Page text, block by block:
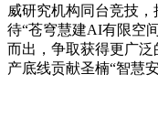
威研究机构同台竞技
待“苍穹慧建AI有限空
而出，争取获得更广
产底线贡献圣楠“智慧